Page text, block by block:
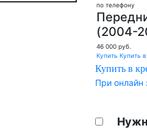
по телефону
(2004-
46 000 руб.
Купить Купить
Купить в
При онлайн